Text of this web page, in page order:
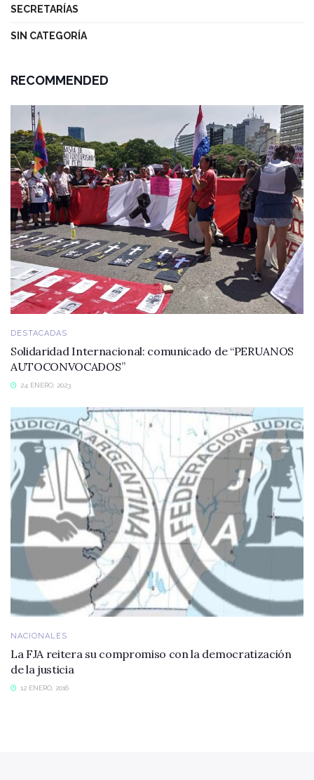
SECRETARÍAS
SIN CATEGORÍA
RECOMMENDED
DESTACADAS
Solidaridad Internacional: comunicado de “PERUANOS
AUTOCONVOCADOS”
24 ENERO, 2023
NACIONALES
La FJA reitera su compromiso con la democratización
de la justicia
12 ENERO, 2016